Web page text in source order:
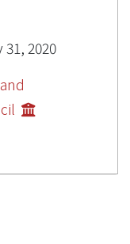
31, 2020